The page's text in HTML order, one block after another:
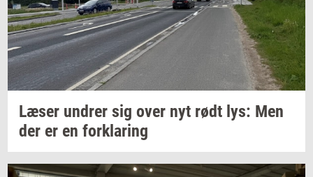
Læser un­drer sig over nyt rødt lys: Men
der er en for­kla­ring